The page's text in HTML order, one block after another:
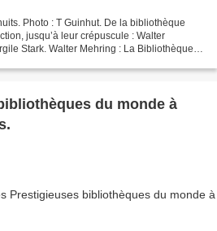
Photo : T Guinhut. De la bibliothèque
jusqu’à leur crépuscule : Walter
Stark. Walter Mehring : La Bibliothèque
du monde à